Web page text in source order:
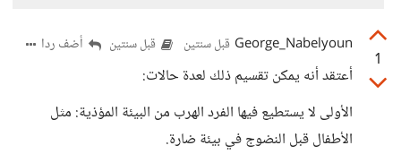
1
George_Nabelyoun قبل سنتين قبل سنتين أضف ردا
أعتقد أنه يمكن تقسيم ذلك لعدة حالات:
الأولى لا يستطيع فيها الفرد الهرب من البيئة المؤذية: مثل
الأطفال قبل النضوج في بيئة ضارة.